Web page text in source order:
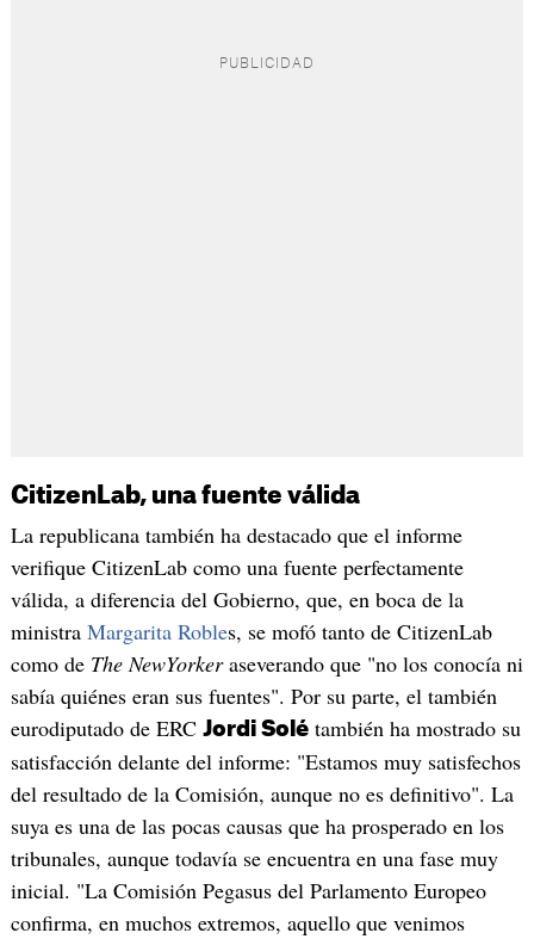
CitizenLab, una fuente válida
La republicana también ha destacado que el informe
verifique CitizenLab como una fuente perfectamente
válida, a diferencia del Gobierno, que, en boca de la
ministra Margarita Robles, se mofó tanto de CitizenLab
como de The NewYorkeraseverando que "no los conocía ni
sabía quiénes eran sus fuentes". Por su parte, el también
eurodiputado de ERC Jordi Solétambién ha mostrado su
satisfacción delante del informe: "Estamos muy satisfechos
del resultado de la Comisión, aunque no es definitivo". La
suya es una de las pocas causas que ha prosperado en los
tribunales, aunque todavía se encuentra en una fase muy
inicial. "La Comisión Pegasus del Parlamento Europeo
confirma, en muchos extremos, aquello que venimos